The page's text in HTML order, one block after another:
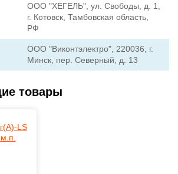
OOO "ХЕГЕЛЬ", ул. Свободы, д. 1,
г. Котовск, Тамбовская область,
РФ
ООО "Виконтэлектро", 220036, г.
Минск, пер. Северный, д. 13
товары